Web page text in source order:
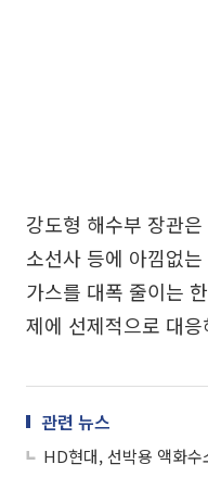
강도형 해수부 장관
소선사 등에 아낌없
가스를 대폭 줄이는
제에 선제적으로 대
관련 뉴스